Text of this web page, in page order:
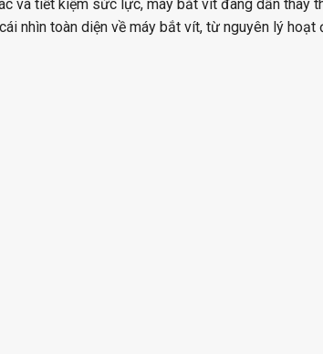
và tiết kiệm sức lực, máy bắt vít đang dần thay
nhìn toàn diện về máy bắt vít, từ nguyên lý hoạt